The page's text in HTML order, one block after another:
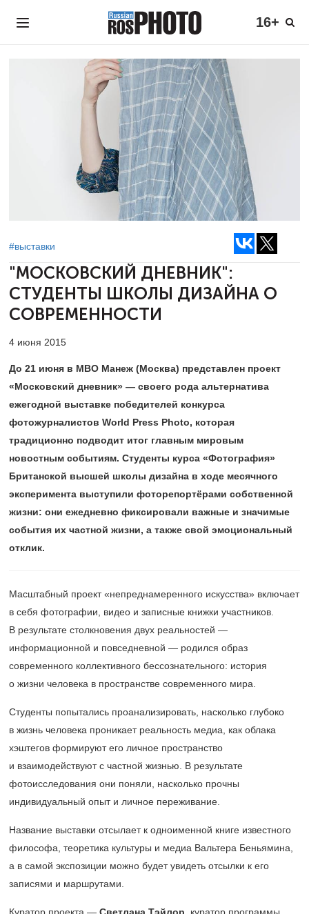
16+
#выставки
"МОСКОВСКИЙ ДНЕВНИК":
СТУДЕНТЫ ШКОЛЫ ДИЗАЙНА О
СОВРЕМЕННОСТИ
4 июня 2015
До 21 июня в МВО Манеж (Москва) представлен проект
«Московский дневник» — своего рода альтернатива
ежегодной выставке победителей конкурса
фотожурналистов World Press Photo, которая
традиционно подводит итог главным мировым
новостным событиям. Студенты курса «Фотография»
Британской высшей школы дизайна в ходе месячного
эксперимента выступили фоторепортёрами собственной
жизни: они ежедневно фиксировали важные и значимые
события их частной жизни, а также свой эмоциональный
отклик.​
Масштабный проект «непреднамеренного искусства» включает
в себя фотографии, видео и записные книжки участников.
В результате столкновения двух реальностей —
информационной и повседневной — родился образ
современного коллективного бессознательного: история
о жизни человека в пространстве современного мира.
Студенты попытались проанализировать, насколько глубоко
в жизнь человека проникает реальность медиа, как облака
хэштегов формируют его личное пространство
и взаимодействуют с частной жизнью. В результате
фотоисследования они поняли, насколько прочны
индивидуальный опыт и личное переживание.
Название выставки отсылает к одноименной книге известного
философа, теоретика культуры и медиа Вальтера Беньямина,
а в самой экспозиции можно будет увидеть отсылки к его
записями и маршрутами.